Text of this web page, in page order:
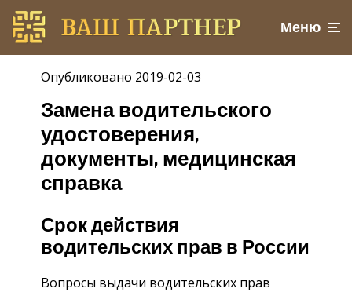
Меню
Опубликовано 2019-02-03
Замена водительского
удостоверения,
документы, медицинская
справка
Срок действия
водительских прав в России
Вопросы выдачи водительских прав